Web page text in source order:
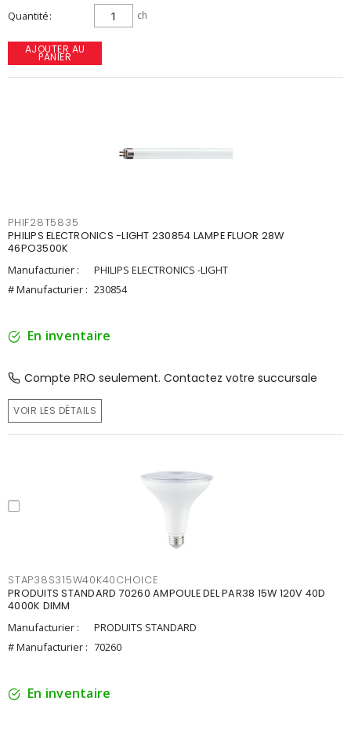
Quantité ch
AJOUTER AU
PANIER
PHIF28T5835
PHILIPS ELECTRONICS -LIGHT 230854 LAMPE FLUOR 28W
46PO3500K
Manufacturier :
PHILIPS ELECTRONICS -LIGHT
# Manufacturier : 230854
En inventaire
Compte PRO seulement. Contactez votre succursale
VOIR LES DÉTAILS
STAP38S315W40K40CHOICE
PRODUITS STANDARD 70260 AMPOULE DEL PAR38 15W 120V 40D
4000K DIMM
Manufacturier :
PRODUITS STANDARD
# Manufacturier : 70260
En inventaire